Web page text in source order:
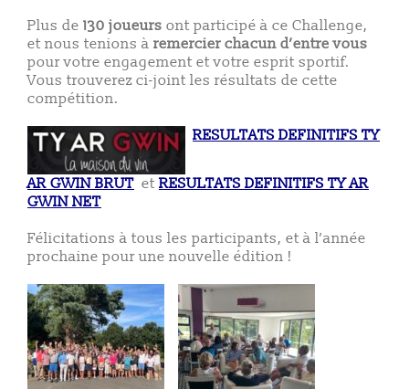
Plus de 130 joueurs ont participé à ce Challenge,
et nous tenions à remercier chacun d’entre vous
pour votre engagement et votre esprit sportif.
Vous trouverez ci-joint les résultats de cette
compétition.
RESULTATS DEFINITIFS TY
AR GWIN BRUT et RESULTATS DEFINITIFS TY AR
GWIN NET
Félicitations à tous les participants, et à l’année
prochaine pour une nouvelle édition !